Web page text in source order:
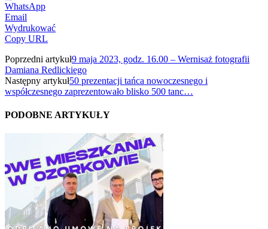
WhatsApp
Email
Wydrukować
Copy URL
Poprzedni artykuł9 maja 2023, godz. 16.00 – Wernisaż fotografii
Damiana Redlickiego
Następny artykuł50 prezentacji tańca nowoczesnego i
współczesnego zaprezentowało blisko 500 tanc…
PODOBNE ARTYKUŁY